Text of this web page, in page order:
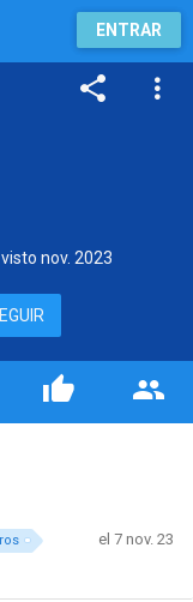
ENTRAR
nov. 2023
el 7 nov. 23